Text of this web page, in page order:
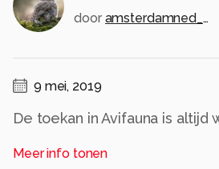
door amsterdamned_zoom
9 mei, 2019
De toekan in Avifauna is altijd
En heel verrassend om te
Meer info tonen